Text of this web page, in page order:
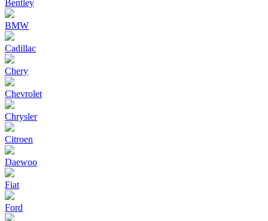
Bentley
BMW
Cadillac
Chery
Chevrolet
Chrysler
Citroen
Daewoo
Fiat
Ford